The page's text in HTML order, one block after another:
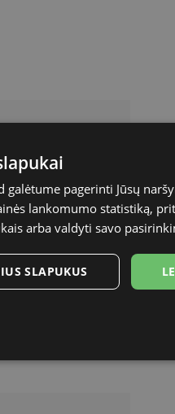
galėtume pagerinti Jūsų
lankomumo statistiką,
arba valdyti savo
SLAPUKUS